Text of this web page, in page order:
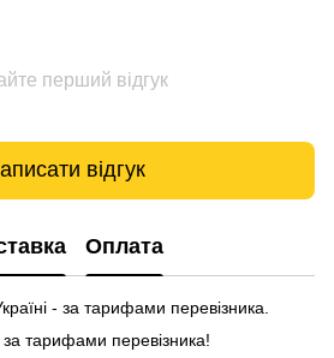
перший відгук
відгук
Оплата
- за тарифами перевізника.
тарифами перевізника!